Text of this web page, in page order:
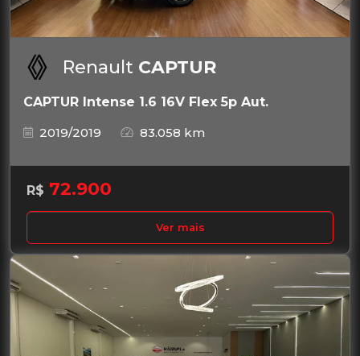
Renault CAPTUR
CAPTUR Intense 1.6 16V Flex 5p Aut.
2019/2019
83.058 km
R$ 72.900
Ver mais